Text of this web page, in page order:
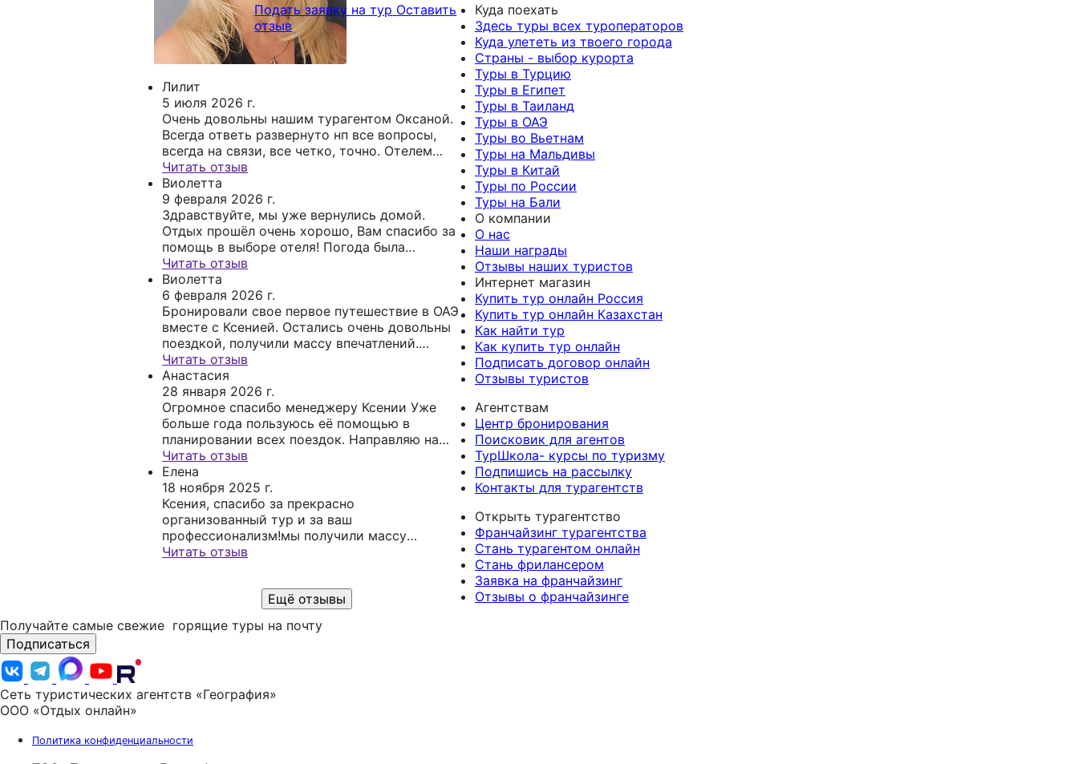
Подать заявку на тур Оставить
отзыв
Лилит
5 июля 2026 г.
Очень довольны нашим турагентом Оксаной.
Всегда ответь развернуто нп все вопросы,
всегда на связи, все четко, точно. Отелем
были довольны. Очень рекомендуем данного
турагента, это тот слушай, когда работа идет
на совесть.
Читать отзыв
Виолетта
9 февраля 2026 г.
Здравствуйте, мы уже вернулись домой.
Отдых прошёл очень хорошо, Вам спасибо за
помощь в выборе отеля! Погода была
отличная, нам повезло и даже в море
Читать отзыв
Виолетта
6 февраля 2026 г.
Бронировали свое первое путешествие в ОАЭ
вместе с Ксенией. Остались очень довольны
поездкой, получили массу впечатлений.
Благодарим за чуткость в выборе отеля!
Ксения всегда была на связи, оперативно
отвечала на наши вопросы. Обязательно
обратимся ещё!
Читать отзыв
Анастасия
28 января 2026 г.
Огромное спасибо менеджеру Ксении Уже
больше года пользуюсь её помощью в
планировании всех поездок. Направляю на
неё всех своих знакомых, они тоже
довольны) Человек профессионал своего
дела не только в плане туризма но и в плане
коммуникации с клиентами. Всегда успокоит,
скинет всю информацию, отвечает на все
вопросы оперативно.
Читать отзыв
Елена
18 ноября 2025 г.
Ксения, спасибо за прекрасно
организованный тур и за ваш
профессионализм!мы получили массу
приятных впечатлений от поездки❤️
Читать отзыв
Ещё отзывы
Куда поехать
Здесь туры всех туроператоров
Куда улететь из твоего города
Страны - выбор курорта
Туры в Турцию
Туры в Египет
Туры в Таиланд
Туры в ОАЭ
Туры во Вьетнам
Туры на Мальдивы
Туры в Китай
Туры по России
Туры на Бали
О компании
О нас
Наши награды
Отзывы наших туристов
Интернет магазин
Купить тур онлайн Россия
Купить тур онлайн Казахстан
Как найти тур
Как купить тур онлайн
Подписать договор онлайн
Отзывы туристов
Агентствам
Центр бронирования
Поисковик для агентов
ТурШкола- курсы по туризму
Подпишись на рассылку
Контакты для турагентств
Открыть турагентство
Франчайзинг турагентства
Стань турагентом онлайн
Стань фрилансером
Заявка на франчайзинг
Отзывы о франчайзинге
Получайте самые свежие горящие туры на почту
Подписаться
Сеть туристических агентств «География»
ООО «Отдых онлайн»
Политика конфиденциальности